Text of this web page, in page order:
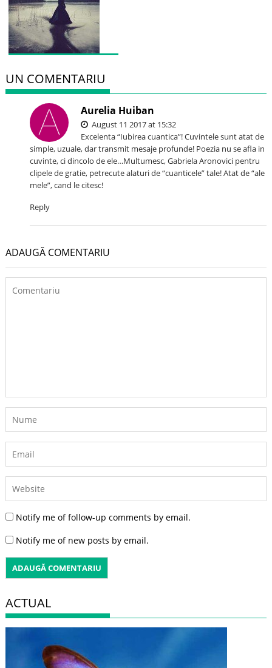
UN COMENTARIU
Aurelia Huiban
August 11 2017 at 15:32
Excelenta “Iubirea cuantica”! Cuvintele sunt atat de
simple, uzuale, dar transmit mesaje profunde! Poezia nu se afla in
cuvinte, ci dincolo de ele…Multumesc, Gabriela Aronovici pentru
clipele de gratie, petrecute alaturi de “cuanticele” tale! Atat de “ale
mele”, cand le citesc!
Reply
ADAUGĂ COMENTARIU
Notify me of follow-up comments by email.
Notify me of new posts by email.
ACTUAL